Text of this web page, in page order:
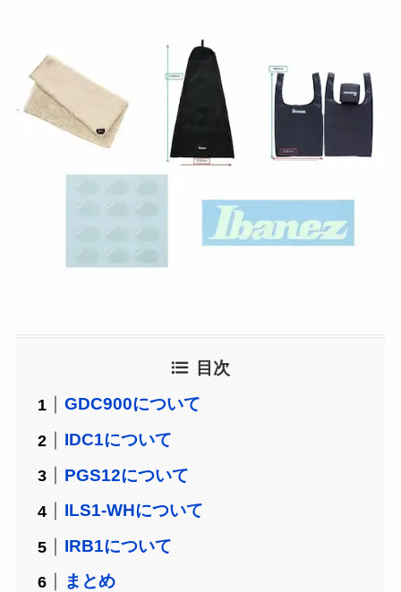
目次
GDC900について
IDC1について
PGS12について
ILS1-WHについて
IRB1について
まとめ